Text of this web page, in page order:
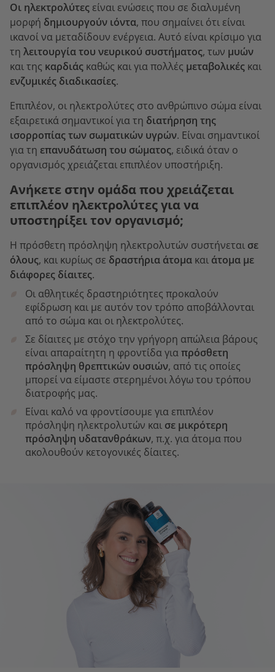
Οι ηλεκτρολύτες είναι ενώσεις που σε διαλυμένη
μορφή δημιουργούν ιόντα, που σημαίνει ότι είναι
ικανοί να μεταδίδουν ενέργεια. Αυτό είναι κρίσιμο για
τη λειτουργία του νευρικού συστήματος, των μυών
και της καρδιάς καθώς και για πολλές μεταβολικές και
ενζυμικές διαδικασίες.
Επιπλέον, οι ηλεκτρολύτες στο ανθρώπινο σώμα είναι
εξαιρετικά σημαντικοί για τη διατήρηση της
ισορροπίας των σωματικών υγρών. Είναι σημαντικοί
για τη επανυδάτωση του σώματος, ειδικά όταν ο
οργανισμός χρειάζεται επιπλέον υποστήριξη.
Ανήκετε στην ομάδα που χρειάζεται
επιπλέον ηλεκτρολύτες για να
υποστηρίξει τον οργανισμό;
Η πρόσθετη πρόσληψη ηλεκτρολυτών συστήνεται σε
όλους, και κυρίως σε δραστήρια άτομα και άτομα με
διάφορες δίαιτες.
Οι αθλητικές δραστηριότητες προκαλούν
εφίδρωση και με αυτόν τον τρόπο αποβάλλονται
από το σώμα και οι ηλεκτρολύτες.
Σε δίαιτες με στόχο την γρήγορη απώλεια βάρους
είναι απαραίτητη η φροντίδα γιαπρόσθετη
πρόσληψη θρεπτικών ουσιών, από τις οποίες
μπορεί να είμαστε στερημένοι λόγω του τρόπου
διατροφής μας.
Είναι καλό να φροντίσουμε για επιπλέον
πρόσληψη ηλεκτρολυτών και σε μικρότερη
πρόσληψη υδατανθράκων, π.χ. για άτομα που
ακολουθούν κετογονικές δίαιτες.